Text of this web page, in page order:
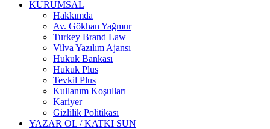
KURUMSAL
Hakkımda
Av. Gökhan Yağmur
Turkey Brand Law
Vilva Yazılım Ajansı
Hukuk Bankası
Hukuk Plus
Tevkil Plus
Kullanım Koşulları
Kariyer
Gizlilik Politikası
YAZAR OL / KATKI SUN